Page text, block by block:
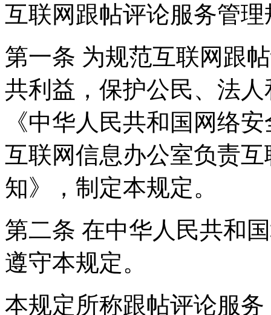
互联网跟帖评论服务管理
第一条 为规范互联网跟
共利益，保护公民、法
《中华人民共和国网络
互联网信息办公室负责
知》，制定本规定。
第二条 在中华人民共和
遵守本规定。
本规定所称跟帖评论服